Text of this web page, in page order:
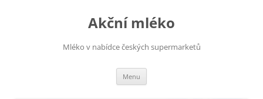
Akční mléko
Mléko v nabídce českých supermarketů
Menu